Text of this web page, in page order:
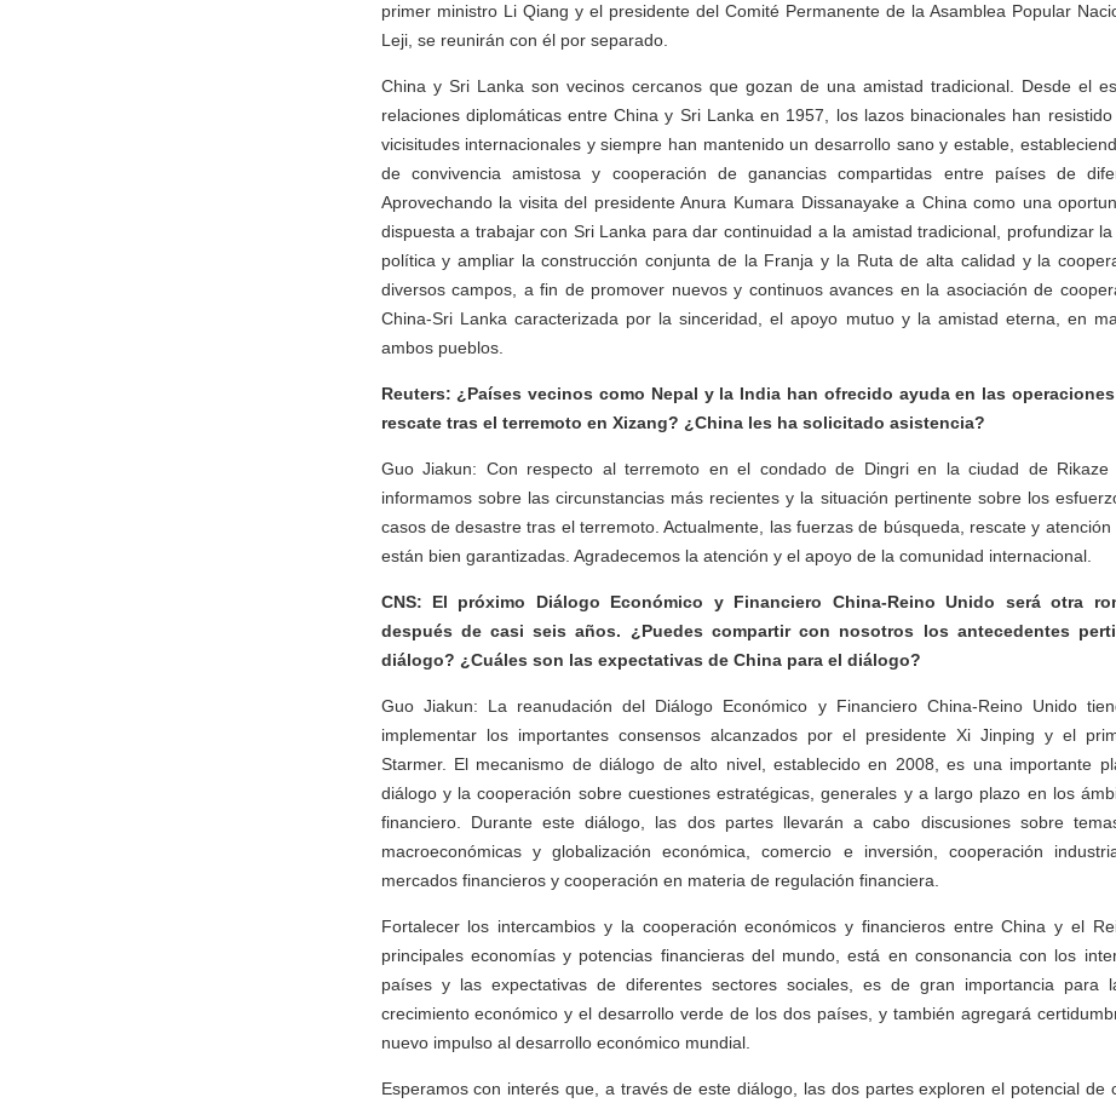
primer ministro Li Qiang y el presidente del Comité Permanente de la Asamblea Popular
Leji, se reunirán con él por separado.
China y Sri Lanka son vecinos cercanos que gozan de una amistad tradicional. Desde el
relaciones diplomáticas entre China y Sri Lanka en 1957, los lazos binacionales han
vicisitudes internacionales y siempre han mantenido un desarrollo sano y estable,
de convivencia amistosa y cooperación de ganancias compartidas entre países de
Aprovechando la visita del presidente Anura Kumara Dissanayake a China como una
dispuesta a trabajar con Sri Lanka para dar continuidad a la amistad tradicional, profundizar
política y ampliar la construcción conjunta de la Franja y la Ruta de alta calidad y la
diversos campos, a fin de promover nuevos y continuos avances en la asociación de
China-Sri Lanka caracterizada por la sinceridad, el apoyo mutuo y la amistad eterna, en
ambos pueblos.
Reuters: ¿Países vecinos como Nepal y la India han ofrecido ayuda en las
rescate tras el terremoto en Xizang? ¿China les ha solicitado asistencia?
Guo Jiakun: Con respecto al terremoto en el condado de Dingri en la ciudad de Rikaze
informamos sobre las circunstancias más recientes y la situación pertinente sobre los
casos de desastre tras el terremoto. Actualmente, las fuerzas de búsqueda, rescate y
están bien garantizadas. Agradecemos la atención y el apoyo de la comunidad internacional.
CNS: El próximo Diálogo Económico y Financiero China-Reino Unido será otra
después de casi seis años. ¿Puedes compartir con nosotros los antecedentes
diálogo? ¿Cuáles son las expectativas de China para el diálogo?
Guo Jiakun: La reanudación del Diálogo Económico y Financiero China-Reino Unido
implementar los importantes consensos alcanzados por el presidente Xi Jinping y el
Starmer. El mecanismo de diálogo de alto nivel, establecido en 2008, es una importante
diálogo y la cooperación sobre cuestiones estratégicas, generales y a largo plazo en los
financiero. Durante este diálogo, las dos partes llevarán a cabo discusiones sobre
macroeconómicas y globalización económica, comercio e inversión, cooperación
mercados financieros y cooperación en materia de regulación financiera.
Fortalecer los intercambios y la cooperación económicos y financieros entre China y el
principales economías y potencias financieras del mundo, está en consonancia con los
países y las expectativas de diferentes sectores sociales, es de gran importancia para
crecimiento económico y el desarrollo verde de los dos países, y también agregará
nuevo impulso al desarrollo económico mundial.
Esperamos con interés que, a través de este diálogo, las dos partes exploren el potencial de